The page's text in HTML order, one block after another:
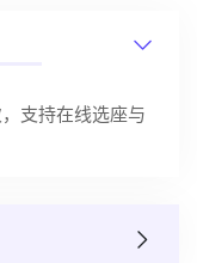
支持在线选座与